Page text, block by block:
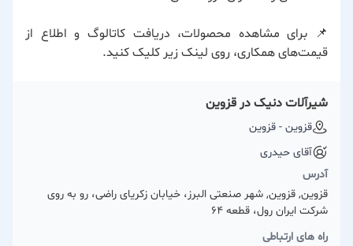
📌 برای مشاهده محصولات، دریافت کاتالوگ و اطلاع از
قیمت‌های همکاری، روی لینک زیر کلیک کنید.
شیرآلات دنیک در قزوین
قزوین - قزوین
آقای حیدری
آدرس
قزوین, قزوین, شهر صنعتی البرز، خیابان زکریای راضی، رو به روی
شرکت ایران رول، قطعه 64
راه های ارتباطی